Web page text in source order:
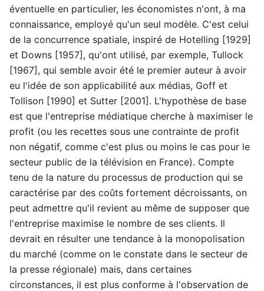
éventuelle en particulier, les économistes n'ont, à ma
connaissance, employé qu'un seul modèle. C'est celui
de la concurrence spatiale, inspiré de Hotelling [1929]
et Downs [1957], qu'ont utilisé, par exemple, Tullock
[1967], qui semble avoir été le premier auteur à avoir
eu l'idée de son applicabilité aux médias, Goff et
Tollison [1990] et Sutter [2001]. L'hypothèse de base
est que l'entreprise médiatique cherche à maximiser le
profit (ou les recettes sous une contrainte de profit
non négatif, comme c'est plus ou moins le cas pour le
secteur public de la télévision en France). Compte
tenu de la nature du processus de production qui se
caractérise par des coûts fortement décroissants, on
peut admettre qu'il revient au même de supposer que
l'entreprise maximise le nombre de ses clients. Il
devrait en résulter une tendance à la monopolisation
du marché (comme on le constate dans le secteur de
la presse régionale) mais, dans certaines
circonstances, il est plus conforme à l'observation de